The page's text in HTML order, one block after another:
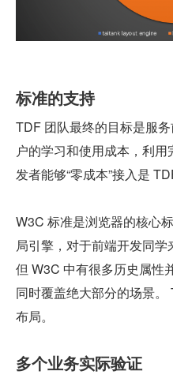
标准的支持
TDF 团队最终的目标是服
户的学习和使用成本，利
发者能够“零成本”接入是
W3C 标准是浏览器的核心
局引擎，对于前端开发同学
但 W3C 中有很多历史属性
同时覆盖绝大部分的场景。
布局。
多个业务实际验证